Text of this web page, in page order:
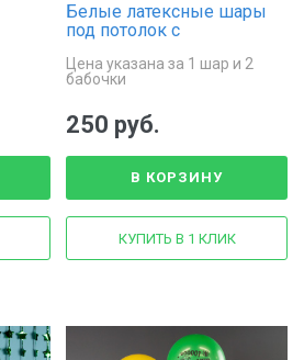
Белые латексные шары
под потолок с
бабочками
Цена указана за 1 шар и 2
бабочки
250 руб.
В КОРЗИНУ
КУПИТЬ В 1 КЛИК